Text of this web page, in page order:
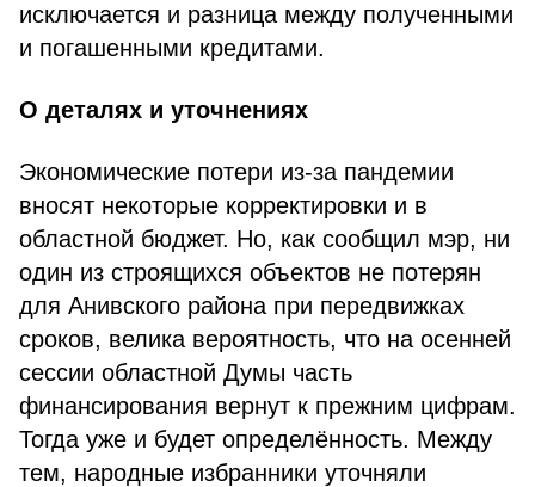
исключается и разница между полученными
и погашенными кредитами.
О деталях и уточнениях
Экономические потери из-за пандемии
вносят некоторые корректировки и в
областной бюджет. Но, как сообщил мэр, ни
один из строящихся объектов не потерян
для Анивского района при передвижках
сроков, велика вероятность, что на осенней
сессии областной Думы часть
финансирования вернут к прежним цифрам.
Тогда уже и будет определённость. Между
тем, народные избранники уточняли